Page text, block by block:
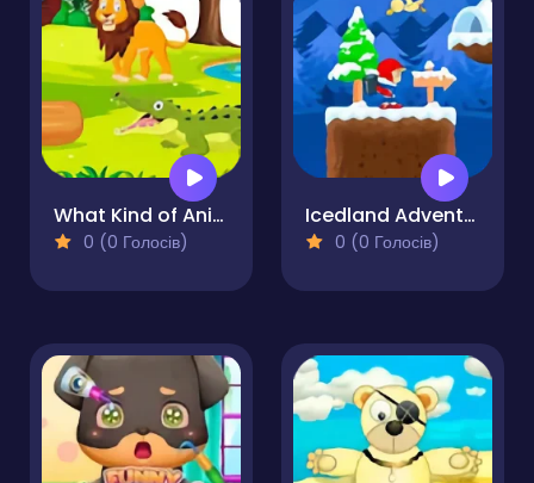
What Kind of Animal is This
0 (0 Голосів)
Icedland Adventure
0 (0 Голосів)